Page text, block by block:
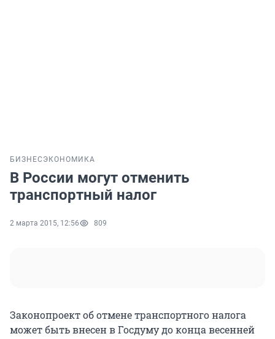
БИЗНЕС ЭКОНОМИКА
В России могут отменить
транспортный налог
2 марта 2015, 12:56 809
Законопроект об отмене транспортного налога
может быть внесен в Госдуму до конца весенней